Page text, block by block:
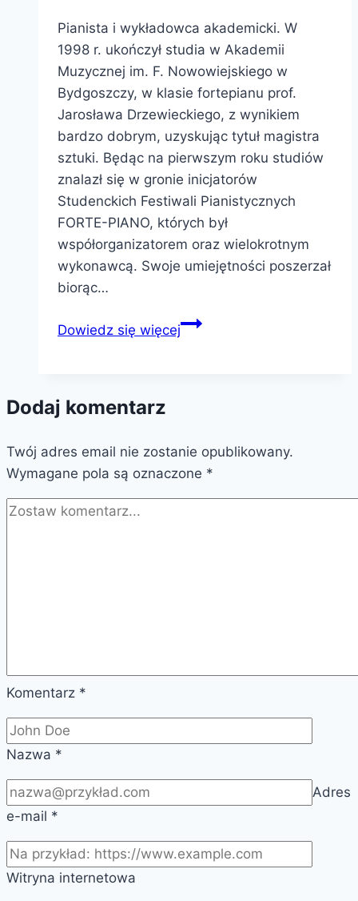
Pianista i wykładowca akademicki. W
1998 r. ukończył studia w Akademii
Muzycznej im. F. Nowowiejskiego w
Bydgoszczy, w klasie fortepianu prof.
Jarosława Drzewieckiego, z wynikiem
bardzo dobrym, uzyskując tytuł magistra
sztuki. Będąc na pierwszym roku studiów
znalazł się w gronie inicjatorów
Studenckich Festiwali Pianistycznych
FORTE-PIANO, których był
współorganizatorem oraz wielokrotnym
wykonawcą. Swoje umiejętności poszerzał
biorąc…
Dowiedz się więcejWitold
Dodaj komentarz
Twój adres email nie zostanie opublikowany.
Wymagane pola są oznaczone *
Komentarz *
Nazwa *
Adres
e-mail *
Witryna internetowa